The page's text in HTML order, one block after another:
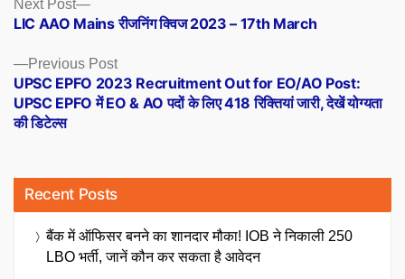
Posts
navigation
Previous PostPrevious
post:
UPSC EPFO 2023 Recruitment Out for EO/AO Post:
UPSC EPFO में EO & AO पदों के लिए 418 रिक्तियां जारी, देखें योग्यता
की डिटेल्स
Next Post
post:
LIC AAO Mains रीजनिंग क्विज 2023 – 17th March
Recent Posts
बैंक में ऑफिसर बनने का शानदार मौका! IOB ने निकाली 250
LBO भर्ती, जानें कौन कर सकता है आवेदन